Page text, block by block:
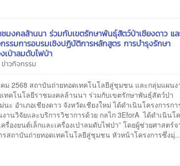
ชมงคลล้านนา ร่วมกับเขตรักษาพันธุ์สัตว์ป่าเชียงดาว แ
รรมการอบรมเชิงปฏิบัติการหลักสูตร การบำรุงรักษา
เป่าลมดับไฟป่า
ข่าวกิจกรรม
ม 2568 สถาบันถ่ายทอดเทคโนโลยีสู่ชุมชน และกลุ่มแผนง
ทคโนโลยีราชมงคลล้านนา ร่วมกับเขตรักษาพันธุ์สัตว์ป่า
ะ อำเภอเชียงดาว จังหวัดเชียงใหม่ ได้ดำเนินโครงการกา
นวิจัยและบริการวิชาการด้วย กลไก 3EforA ได้ดำเนินโ
ครื่องยนต์เล็กและเครื่องเป่าลมดับไฟป่า” โดยผู้ช่วยศาสตร์จ
ารสถาบันถ่ายทอดเทคโนโลยีสู่ชุมชน หัวหน้าโครงการซึ่งมุ่